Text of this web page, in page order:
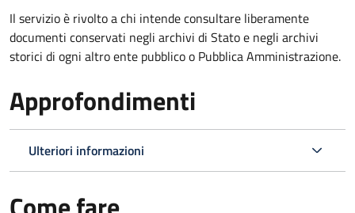
Il servizio è rivolto a chi intende consultare liberamente
documenti conservati negli archivi di Stato e negli archivi
storici di ogni altro ente pubblico o Pubblica Amministrazione.
Approfondimenti
Ulteriori informazioni